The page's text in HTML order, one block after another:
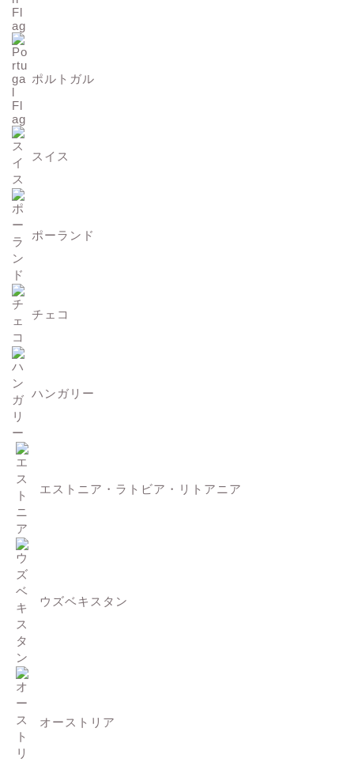
ポルトガル
スイス
ポーランド
チェコ
ハンガリー
エストニア・ラトビア・リトアニア
ウズベキスタン
オーストリア